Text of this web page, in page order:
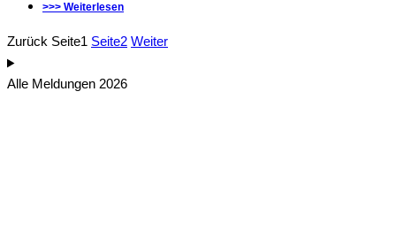
>>> Weiterlesen
Zurück Seite1 Seite2 Weiter
Alle Meldungen 2026